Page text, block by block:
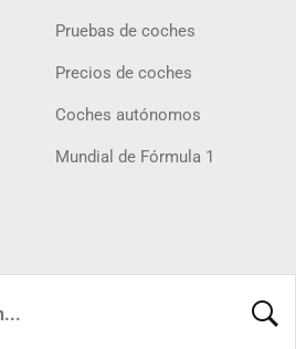
Pruebas de coches
Precios de coches
Coches autónomos
Mundial de Fórmula 1